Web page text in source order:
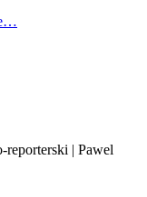
| Pawel